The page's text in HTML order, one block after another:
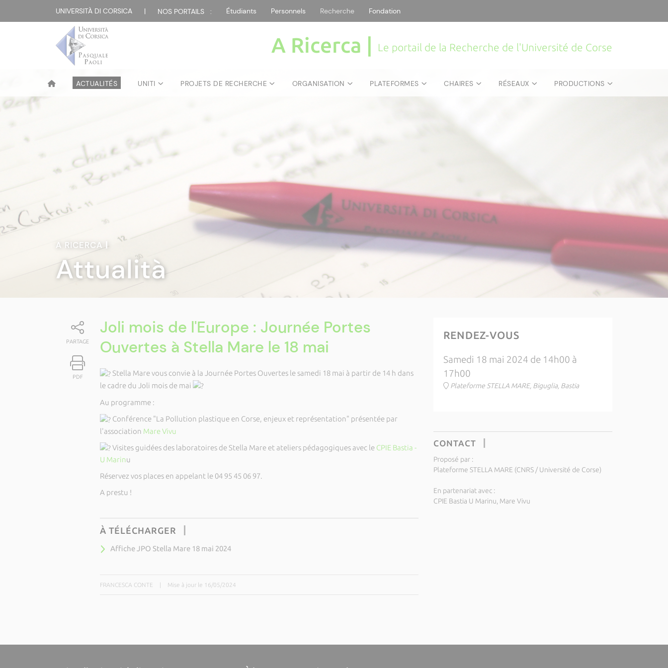
UNIVERSITÀ DI CORSICA | NOS PORTAILS : Étudiants Personnels Recherche Fondation
A Ricerca | Le portail de la Recherche de l'Université de Corse
ACTUALITÉS UNITI PROJETS DE RECHERCHE ORGANISATION PLATEFORMES CHAIRES RÉSEAUX PRODUCTIONS
A RICERCA|
Attualità
PARTAGE
PDF
Joli mois de l'Europe : Journée Portes
Ouvertes à Stella Mare le 18 mai
Stella Mare vous convie à la Journée Portes Ouvertes le samedi 18 mai à partir de 14 h dans
le cadre du Joli mois de mai
Au programme :
Conférence "La Pollution plastique en Corse, enjeux et représentation" présentée par
l'association Mare Vivu
Visites guidées des laboratoires de Stella Mare et ateliers pédagogiques avec leCPIE Bastia -
U Marinu
Réservez vos places en appelant le 04 95 45 06 97.
A prestu !
À TÉLÉCHARGER
Affiche JPO Stella Mare 18 mai 2024
FRANCESCA CONTE Mise à jour le 16/05/2024
RENDEZ-VOUS
Samedi 18 mai 2024 de 14h00 à
17h00
Plateforme STELLA MARE, Biguglia, Bastia
CONTACT
Proposé par :
Plateforme STELLA MARE (CNRS / Université de Corse)
En partenariat avec :
CPIE Bastia U Marinu, Mare Vivu